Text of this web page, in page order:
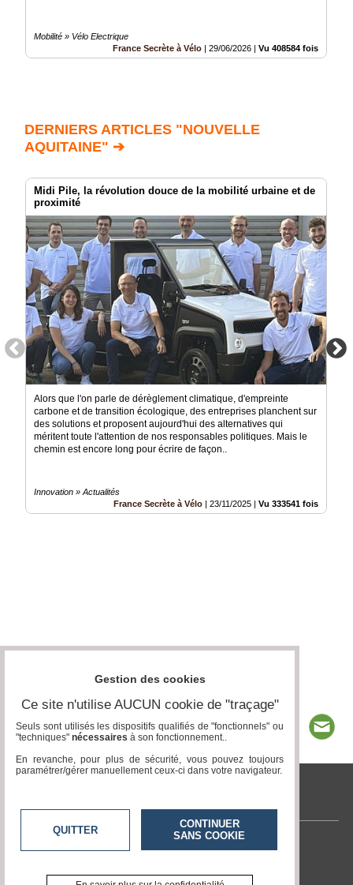
Mobilité » Vélo Electrique
France Secrète à Vélo | 29/06/2026 | Vu 408584 fois
DERNIERS ARTICLES "NOUVELLE
AQUITAINE" ➔
Midi Pile, la révolution douce de la mobilité urbaine et de
proximité
Alors que l'on parle de dérèglement climatique, d'empreinte
carbone et de transition écologique, des entreprises planchent sur
des solutions et proposent aujourd'hui des alternatives qui
méritent toute l'attention de nos responsables politiques. Mais le
chemin est encore long pour écrire de façon..
Innovation » Actualités
France Secrète à Vélo | 23/11/2025 | Vu 333541 fois
tvlocale.fr
Contactez-nous
Gestion des cookies
Ce site n'utilise AUCUN cookie de "traçage"
Seuls sont utilisés les dispositifs qualifiés de "fonctionnels" ou
"techniques" nécessaires à son fonctionnement..
En revanche, pour plus de sécurité, vous pouvez toujours
paramétrer/gérer manuellement ceux-ci dans votre navigateur.
QUITTER
CONTINUER
SANS COOKIE